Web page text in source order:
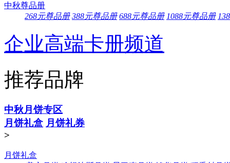
中秋尊品册
268元尊品册 388元尊品册 688元尊品册 1088元尊品册
企业高端卡册频道
推荐品牌
中秋月饼专区
月饼礼盒 月饼礼券
>
月饼礼盒